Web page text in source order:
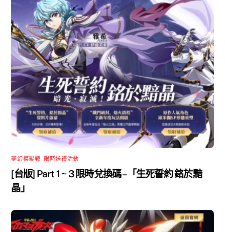
夢幻模擬戰 限時送禮活動
[台版] Part 1 ~ 3 限時兌換碼 –「生死誓約 銘於黯
晶」